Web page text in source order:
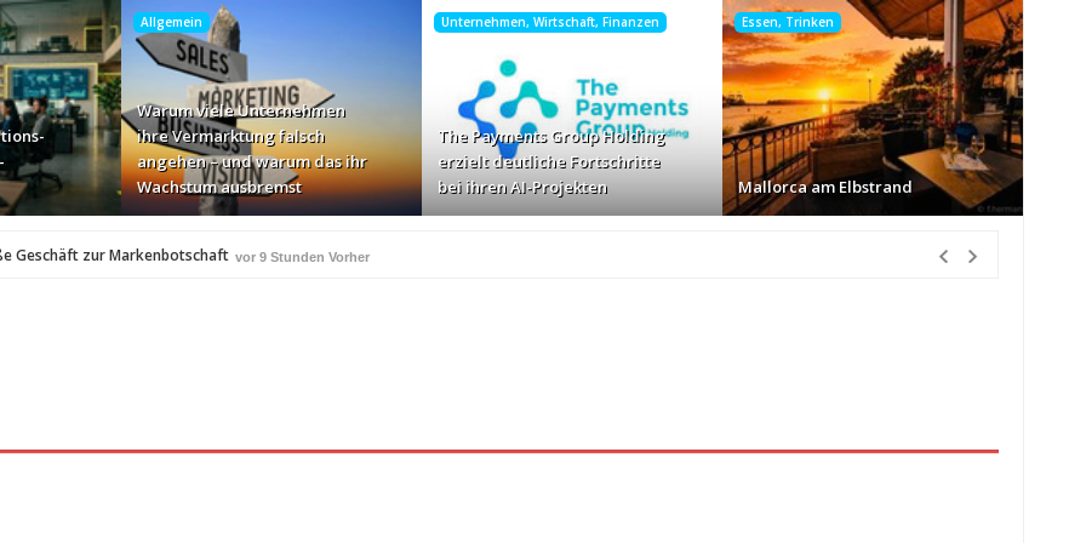
Allgemein
Warum viele Unternehmen
ihre Vermarktung falsch
angehen – und warum das ihr
Wachstum ausbremst
Unternehmen, Wirtschaft, Finanzen
The Payments Group Holding
erzielt deutliche Fortschritte
bei ihren AI-Projekten
Essen, Trinken
Mallorca am Elbstrand
Geschäft zur Markenbotschaft vor 9 Stunden Vorher
AI-Projekten
Bayerischen Bio-Erlebnistagen